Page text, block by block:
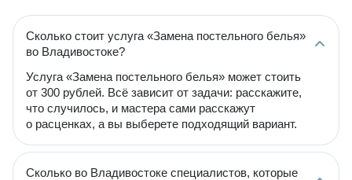
Сколько стоит услуга «Замена постельного белья»
во Владивостоке?
Услуга «Замена постельного белья» может стоить
от 300 рублей. Всё зависит от задачи: расскажите,
что случилось, и мастера сами расскажут
о расценках, а вы выберете подходящий вариант.
Сколько во Владивостоке специалистов, которые